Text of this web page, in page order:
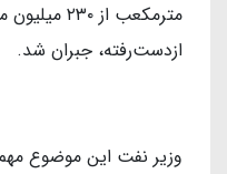
مترمکعب
ازدست‌رفته، جبران شد.
وزیر نفت این موضوع